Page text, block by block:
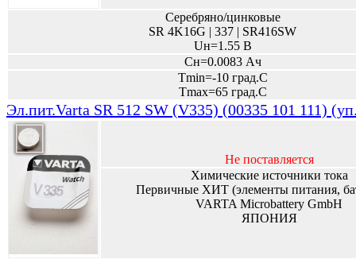
Серебряно/цинковые
SR 4K16G | 337 | SR416SW
Uн=1.55 В
Сн=0.0083 Ач
Tmin=-10 град.С
Tmax=65 град.С
Эл.пит.Varta SR 512 SW (V335) (00335 101 111)
Не поставляется
Химические источники тока
Первичные ХИТ (элементы питания,
VARTA Microbattery GmbH
ЯПОНИЯ